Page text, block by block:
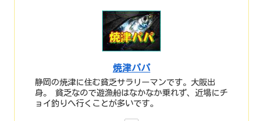
焼津パパ
静岡の焼津に住む貧乏サラリーマンです。大阪出
身。 貧乏なので遊漁船はなかなか乗れず、近場にチ
ョイ釣りへ行くことが多いです。